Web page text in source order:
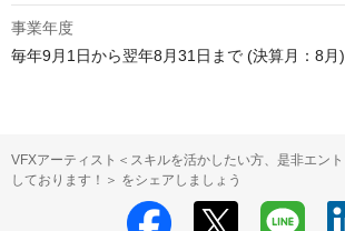
事業年度
毎年9月1日から翌年8月31日まで (決算月：8月)
VFXアーティスト＜スキルを活かしたい方、是非エン
しております！＞ をシェアしましょう